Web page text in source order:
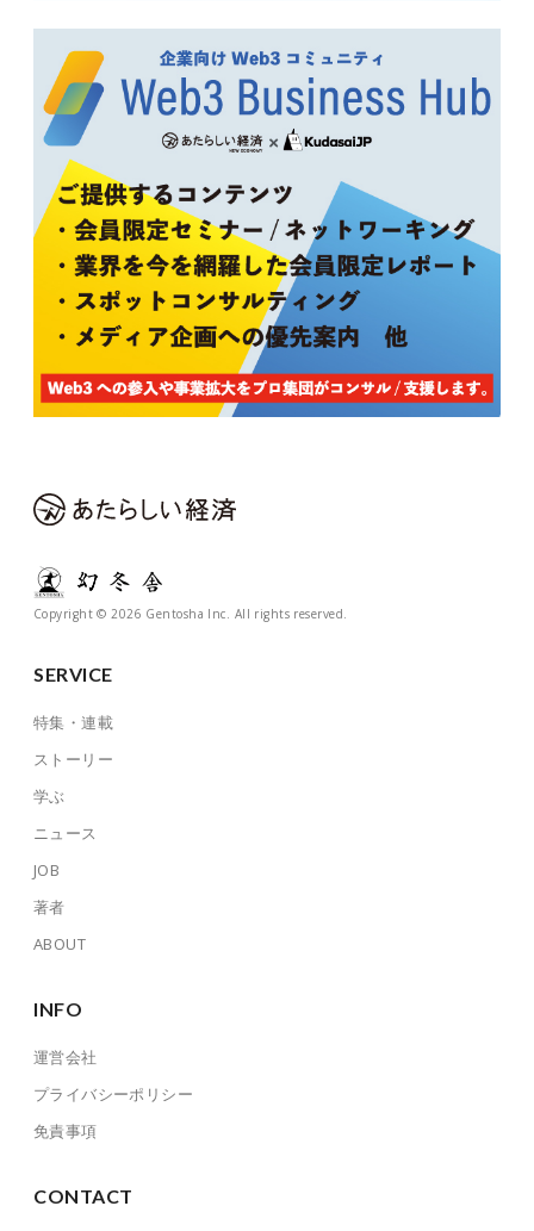
Copyright © 2026 Gentosha Inc. All rights reserved.
SERVICE
特集・連載
ストーリー
学ぶ
ニュース
JOB
著者
ABOUT
INFO
運営会社
プライバシーポリシー
免責事項
CONTACT